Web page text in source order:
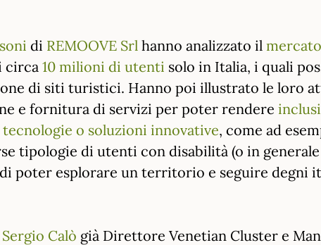
di REMOOVE Srl hanno analizzato il
circa 10 milioni di utenti solo in Italia, i quali
di siti turistici. Hanno poi illustrato le loro
e fornitura di servizi per poter rendere
tecnologie o soluzioni innovative, come ad
tipologie di utenti con disabilità (o in
poter esplorare un territorio e seguire degni
Sergio Calò già Direttore Venetian Cluster e